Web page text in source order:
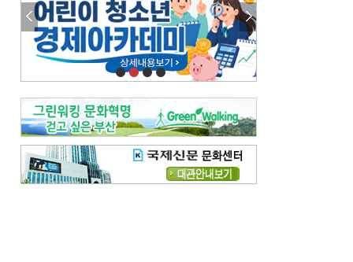
참선 /오기환
고향 /김진규
주말 영화 박스오피스[전체보기]
‘스파이더맨’ 개봉 5일 만에 300만 돌풍…박스오피스·예매율 동시 1위
‘호프’ 개봉 11일 만에 관객 300만…‘스파이더맨’ 예매율 68.8% 1위
오늘의 운세- [전체보기]
오늘의 운세- 2026년 8월 6일 (음 6월 24일)
오늘의 운세- 2026년 8월 5일 (음 6월 23일)
조해훈의 고전 속 이 문장 [전체보기]
입추 지났는데도 덥다며 신유안에게 보낸 박규수의 편지